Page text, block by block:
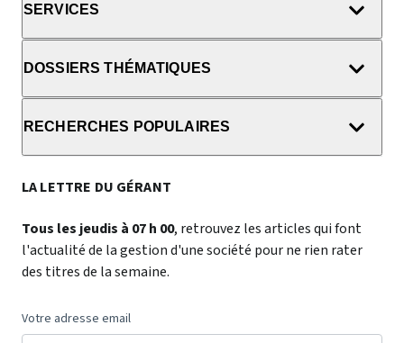
SERVICES
DOSSIERS THÉMATIQUES
RECHERCHES POPULAIRES
LA LETTRE DU GÉRANT
Tous les jeudis à 07 h 00, retrouvez les articles qui font
l'actualité de la gestion d'une société pour ne rien rater
des titres de la semaine.
Votre adresse email